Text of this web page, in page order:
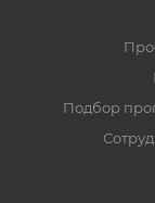
Подбор